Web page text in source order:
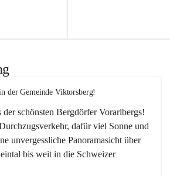
der Gemeinde Viktorsberg!
schönsten Bergdörfer Vorarlbergs!
dafür viel Sonne und
unvergessliche Panoramasicht über
bis weit in die Schweizer